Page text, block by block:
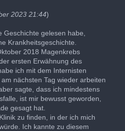
2023 21:44)
Geschichte gelesen habe,
Krankheitsgeschichte.
2018 Magenkrebs
ersten Erwähnung des
ich mit dem Internisten
nächsten Tag wieder arbeiten
sagte, dass ich mindestens
ist mir bewusst geworden,
gesagt hat.
zu finden, in der ich mich
Ich kannte zu diesem